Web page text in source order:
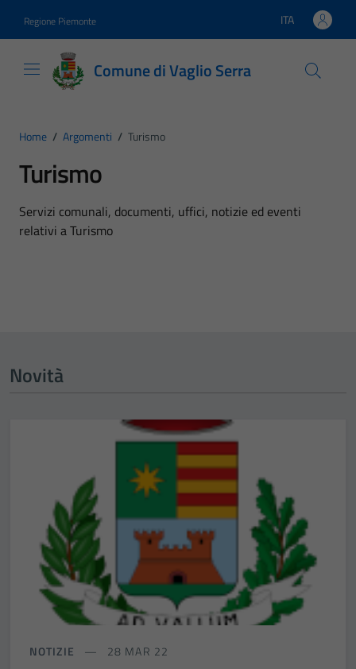
Regione Piemonte Lingua attiva:
ITA
Comune di Vaglio Serra
Home / Argomenti / Turismo
Turismo
Dettagli dell'argomento
Servizi comunali, documenti, uffici, notizie ed eventi
relativi a Turismo
Novità
NOTIZIE 28 MAR 22